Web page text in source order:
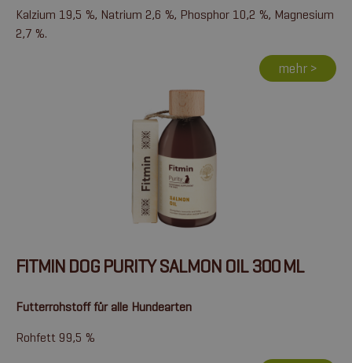
Kalzium 19,5 %, Natrium 2,6 %, Phosphor 10,2 %, Magnesium
2,7 %.
mehr >
FITMIN DOG PURITY SALMON OIL 300 ML
Futterrohstoff für alle Hundearten
Rohfett 99,5 %